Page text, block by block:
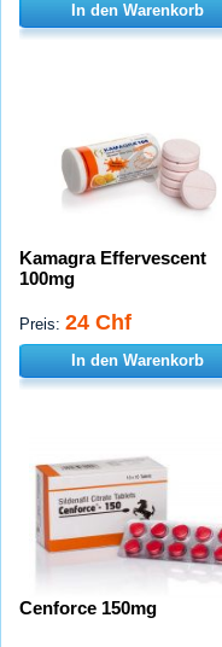
In den Warenkorb
Kamagra Effervescent
100mg
Preis: 24 Chf
In den Warenkorb
Cenforce 150mg